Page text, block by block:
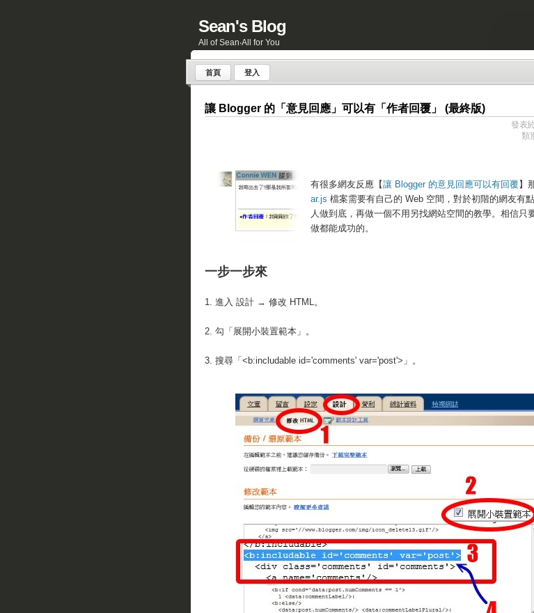
首頁 登入
Sean's Blog
All of Sean‧All for You
讓 Blogger 的「意見回應」可以有「作者回覆」 (最終版)
發表
類
有很多網友反應【讓 Blogger 的意見回應可以有回覆】
ar.js 檔案需要有自己的 Web 空間，對於初階的網友有
人做到底，再做一個不用另找網站空間的教學。相信只
做都能成功的。
一步一步來
1. 進入 設計 → 修改 HTML。
2. 勾「展開小裝置範本」。
3. 搜尋「<b:includable id='comments' var='post'>」。